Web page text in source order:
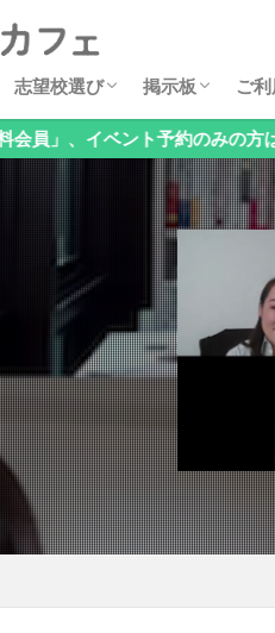
！基礎の穴見つけ
の対策
漫画
志望校選び
過去問分析
中学・高校レポート
掲示板
掲示板パスコ
6年生保護者
5年生保護者
4年生保護者
低学年（3年
お子様向け相
「関西・地方
「国語」保護
「理科」保護
「公立中高一
「メンタル」
「その他」保
ご
お
ロ
会
課
ご
ロ
約のみの方は「無料会員」に
！基礎の穴見つけ
の対策
画